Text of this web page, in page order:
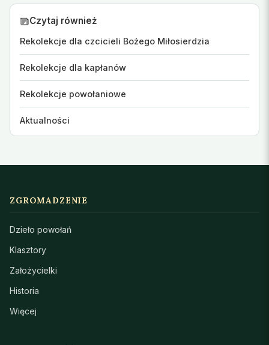
Czytaj również
Rekolekcje dla czcicieli Bożego Miłosierdzia
Rekolekcje dla kapłanów
Rekolekcje powołaniowe
Aktualności
ZGROMADZENIE
Dzieło powołań
Klasztory
Założycielki
Historia
Więcej